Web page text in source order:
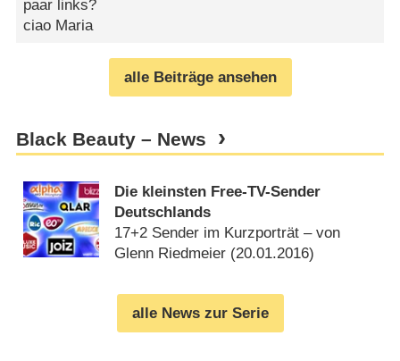
paar links?
ciao Maria
alle Beiträge ansehen
Black Beauty – News
Die kleinsten Free-TV-Sender
Deutschlands
17+2 Sender im Kurzporträt – von
Glenn Riedmeier (20.01.2016)
alle News zur Serie